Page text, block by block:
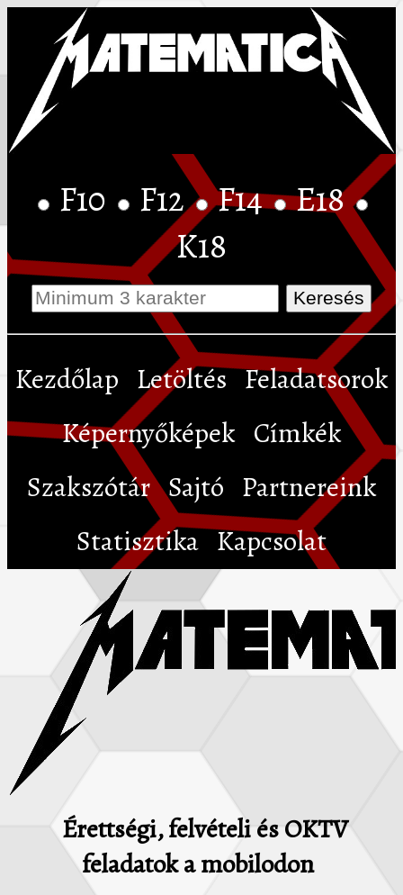
F10 F12 F14 E18
K18
Kezdőlap Letöltés Feladatsorok
Képernyőképek Címkék
Szakszótár Sajtó Partnereink
Statisztika Kapcsolat
Érettségi, felvételi és OKTV
feladatok a mobilodon